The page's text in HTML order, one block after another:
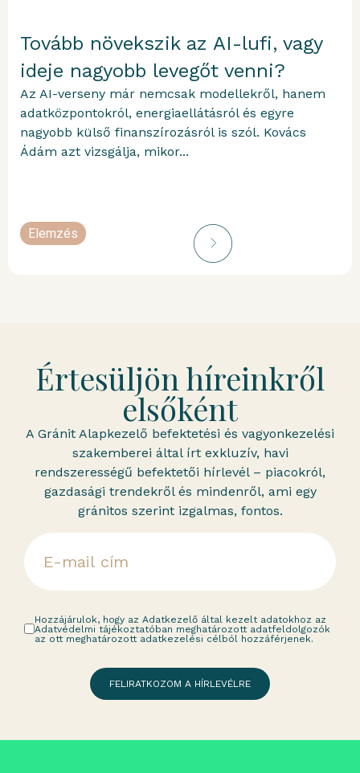
Tovább növekszik az AI-lufi, vagy
ideje nagyobb levegőt venni?
Az AI-verseny már nemcsak modellekről, hanem
adatközpontokról, energiaellátásról és egyre
nagyobb külső finanszírozásról is szól. Kovács
Ádám azt vizsgálja, mikor...
Elemzés
Értesüljön híreinkről
elsőként
A Gránit Alapkezelő befektetési és vagyonkezelési
szakemberei által írt exkluzív, havi
rendszerességű befektetői hírlevél – piacokról,
gazdasági trendekről és mindenről, ami egy
gránitos szerint izgalmas, fontos.
Hozzájárulok, hogy az Adatkezelő által kezelt adatokhoz az
Adatvédelmi tájékoztatóban meghatározott adatfeldolgozók
az ott meghatározott adatkezelési célból hozzáférjenek.
FELIRATKOZOM A HÍRLEVÉLRE